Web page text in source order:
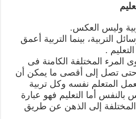
التربية، بينما التربية أعمق
.
المرء المختلفة الكامنة فى
حتى تصل إلى أقصى ما يمكن أن
المتعلم نفسه وكل تربية
أما التعليم فهو عبارة
إلى الذهن عن طريق